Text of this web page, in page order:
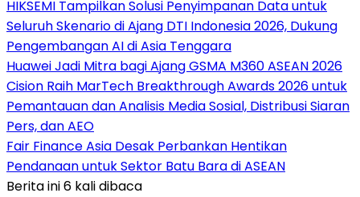
HIKSEMI Tampilkan Solusi Penyimpanan Data untuk
Seluruh Skenario di Ajang DTI Indonesia 2026, Dukung
Pengembangan AI di Asia Tenggara
Huawei Jadi Mitra bagi Ajang GSMA M360 ASEAN 2026
Cision Raih MarTech Breakthrough Awards 2026 untuk
Pemantauan dan Analisis Media Sosial, Distribusi Siaran
Pers, dan AEO
Fair Finance Asia Desak Perbankan Hentikan
Pendanaan untuk Sektor Batu Bara di ASEAN
Berita ini 6 kali dibaca